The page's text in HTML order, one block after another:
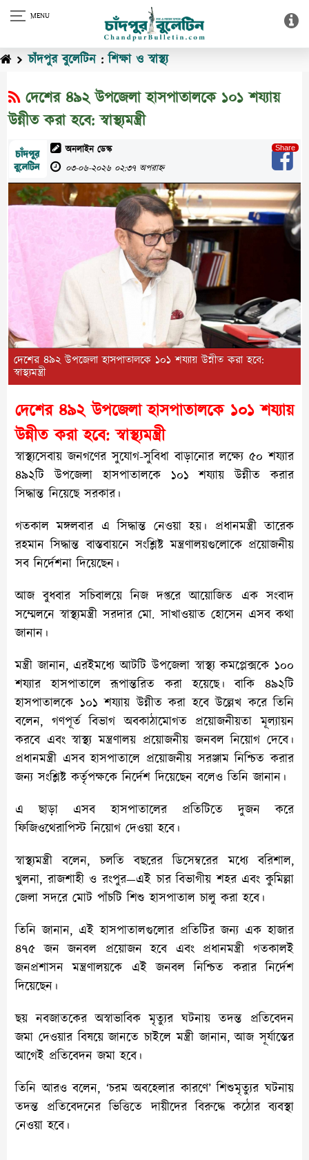
চাঁদপুর বুলেটিন :শিক্ষা ও স্বাস্থ্য
দেশের ৪৯২ উপজেলা হাসপাতালকে ১০১ শয্যায়
উন্নীত করা হবে: স্বাস্থ্যমন্ত্রী
অনলাইন ডেস্ক
০৩-০৬-২০২৬ ০২:৩৭ অপরাহ্ন
দেশের ৪৯২ উপজেলা হাসপাতালকে ১০১ শয্যায় উন্নীত করা হবে:
স্বাস্থ্যমন্ত্রী
দেশের ৪৯২ উপজেলা হাসপাতালকে ১০১ শয্যায়
উন্নীত করা হবে: স্বাস্থ্যমন্ত্রী
স্বাস্থ্যসেবায় জনগণের সুযোগ-সুবিধা বাড়ানোর লক্ষ্যে ৫০ শয্যার
৪৯২টি উপজেলা হাসপাতালকে ১০১ শয্যায় উন্নীত করার
সিদ্ধান্ত নিয়েছে সরকার।
গতকাল মঙ্গলবার এ সিদ্ধান্ত নেওয়া হয়। প্রধানমন্ত্রী তারেক
রহমান সিদ্ধান্ত বাস্তবায়নে সংশ্লিষ্ট মন্ত্রণালয়গুলোকে প্রয়োজনীয়
সব নির্দেশনা দিয়েছেন।
আজ বুধবার সচিবালয়ে নিজ দপ্তরে আয়োজিত এক সংবাদ
সম্মেলনে স্বাস্থ্যমন্ত্রী সরদার মো. সাখাওয়াত হোসেন এসব কথা
জানান।
মন্ত্রী জানান, এরইমধ্যে আটটি উপজেলা স্বাস্থ্য কমপ্লেক্সকে ১০০
শয্যার হাসপাতালে রূপান্তরিত করা হয়েছে। বাকি ৪৯২টি
হাসপাতালকে ১০১ শয্যায় উন্নীত করা হবে উল্লেখ করে তিনি
বলেন, গণপূর্ত বিভাগ অবকাঠামোগত প্রয়োজনীয়তা মূল্যায়ন
করবে এবং স্বাস্থ্য মন্ত্রণালয় প্রয়োজনীয় জনবল নিয়োগ দেবে।
প্রধানমন্ত্রী এসব হাসপাতালে প্রয়োজনীয় সরঞ্জাম নিশ্চিত করার
জন্য সংশ্লিষ্ট কর্তৃপক্ষকে নির্দেশ দিয়েছেন বলেও তিনি জানান।
এ ছাড়া এসব হাসপাতালের প্রতিটিতে দুজন করে
ফিজিওথেরাপিস্ট নিয়োগ দেওয়া হবে।
স্বাস্থ্যমন্ত্রী বলেন, চলতি বছরের ডিসেম্বরের মধ্যে বরিশাল,
খুলনা, রাজশাহী ও রংপুর—এই চার বিভাগীয় শহর এবং কুমিল্লা
জেলা সদরে মোট পাঁচটি শিশু হাসপাতাল চালু করা হবে।
তিনি জানান, এই হাসপাতালগুলোর প্রতিটির জন্য এক হাজার
৪৭৫ জন জনবল প্রয়োজন হবে এবং প্রধানমন্ত্রী গতকালই
জনপ্রশাসন মন্ত্রণালয়কে এই জনবল নিশ্চিত করার নির্দেশ
দিয়েছেন।
ছয় নবজাতকের অস্বাভাবিক মৃত্যুর ঘটনায় তদন্ত প্রতিবেদন
জমা দেওয়ার বিষয়ে জানতে চাইলে মন্ত্রী জানান, আজ সূর্যাস্তের
আগেই প্রতিবেদন জমা হবে।
তিনি আরও বলেন, ‘চরম অবহেলার কারণে’ শিশুমৃত্যুর ঘটনায়
তদন্ত প্রতিবেদনের ভিত্তিতে দায়ীদের বিরুদ্ধে কঠোর ব্যবস্থা
নেওয়া হবে।